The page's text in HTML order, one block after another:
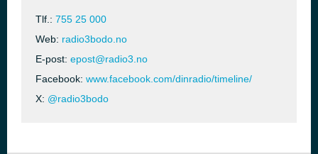
Tlf.: 755 25 000
Web: radio3bodo.no
E-post: epost@radio3.no
Facebook: www.facebook.com/dinradio/timeline/
X: @radio3bodo